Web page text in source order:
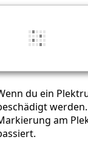
du ein
am